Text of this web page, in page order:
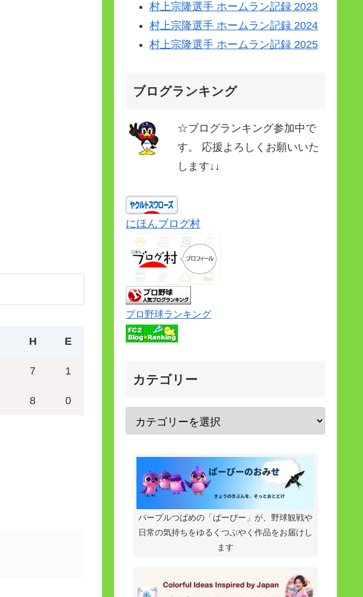
H E
7 1
8 0
村上宗隆選手 ホームラン記録 2023
村上宗隆選手 ホームラン記録 2024
村上宗隆選手 ホームラン記録 2025
ブログランキング
☆ブログランキング参加中で
す。 応援よろしくお願いいた
します↓↓
にほんブログ村
プロ野球ランキング
カテゴリー
パープルつばめの「ぱーぴー」が、野球観戦や
日常の気持ちをゆるくつぶやく作品をお届けし
ます